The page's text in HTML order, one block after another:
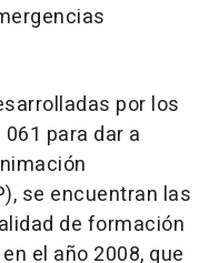
por los
para dar a
se encuentran las
de formación
el año 2008, que